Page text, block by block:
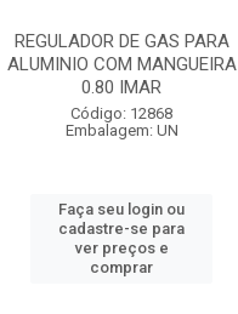
REGULADOR DE GAS PARA
ALUMINIO COM MANGUEIRA
0.80 IMAR
Código: 12868
Embalagem: UN
Faça seu login ou
cadastre-se para
ver preços e
comprar